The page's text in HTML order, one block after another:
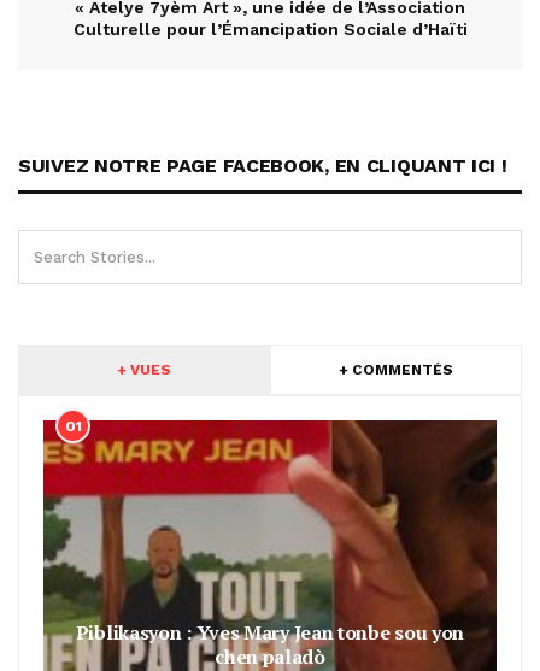
« Atelye 7yèm Art », une idée de l’Association
Culturelle pour l’Émancipation Sociale d’Haïti
SUIVEZ NOTRE PAGE FACEBOOK, EN CLIQUANT ICI !
+ VUES + COMMENTÉS
01
Piblikasyon : Yves Mary Jean tonbe sou yon
chen paladò